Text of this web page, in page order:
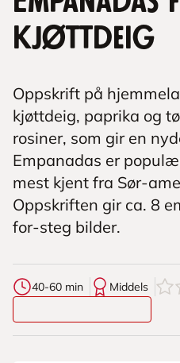
kjøttdeig
Oppskrift på
kjøttdeig, paprika og
rosiner, som gir en
Empanadas er
mest kjent fra Sør-
Oppskriften gir ca. 8
for-steg bilder.
40-60 min Middels 0av